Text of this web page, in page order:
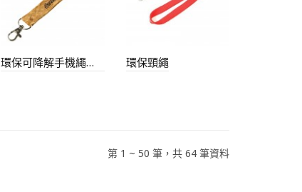
環保可降解手機繩掛繩 環保頸繩
第 1 ~ 50 筆，共 64 筆資料